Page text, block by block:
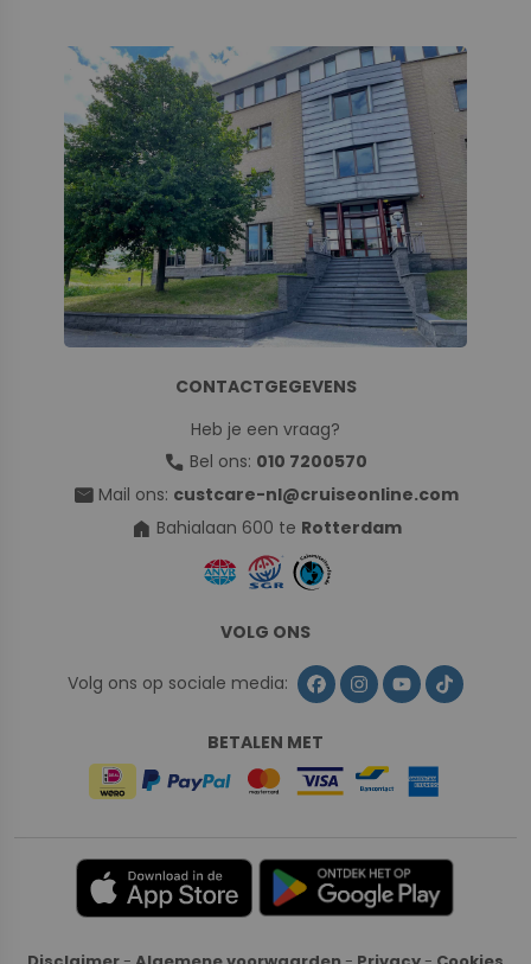
CONTACTGEGEVENS
Heb je een vraag?
call Bel ons: 010 7200570
mail Mail ons: custcare-nl@cruiseonline.com
home Bahialaan 600 te Rotterdam
VOLG ONS
Volg ons op sociale media:
BETALEN MET